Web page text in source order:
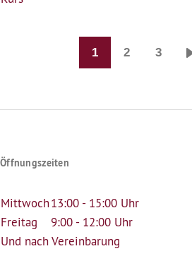
Seitennummerierung
1 2 3
Öffnungszeiten
Mittwoch13:00 - 15:00 Uhr
Freitag
9:00 - 12:00 Uhr
Und nach Vereinbarung